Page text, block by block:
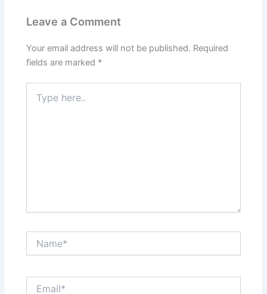
Leave a Comment
Your email address will not be published. Required
fields are marked *
here..